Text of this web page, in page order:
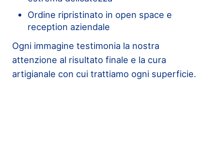
Ordine ripristinato in open space e
reception aziendale
Ogni immagine testimonia la nostra
attenzione al risultato finale e la cura
artigianale con cui trattiamo ogni superficie.